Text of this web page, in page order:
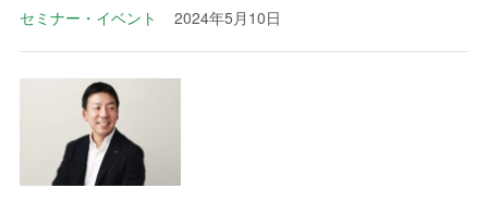
セミナー・イベント 2024年5月10日